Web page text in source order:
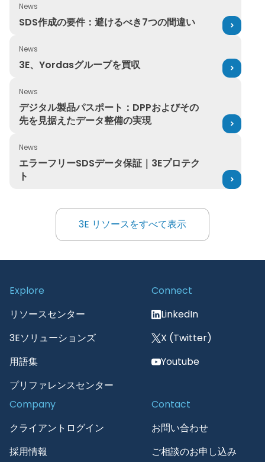
News
SDS作成の要件：避けるべき7つの間違い
SDS作成の要件：避けるべき7つの間違い
News
3E、Yordasグループを買収
3E、Yordasグループを買収
News
デジタル製品パスポート：DPPおよびその
先を見据えたデータ整備の実現
デジタル製品パスポート：DPPおよびその先を見据えたデ
News
エラーフリーSDSデータ保証｜3Eプロテク
ト
エラーフリーSDSデータ保証｜3Eプロテクト
3E リソースをすべて表示
3E リソースをすべて表示
Explore
リソースセンター
3Eソリューションズ
用語集
プリファレンスセンター
Connect
LinkedIn
X (Twitter)
Youtube
Company
クライアントログイン
採用情報
Contact
お問い合わせ
ご相談のお申し込み